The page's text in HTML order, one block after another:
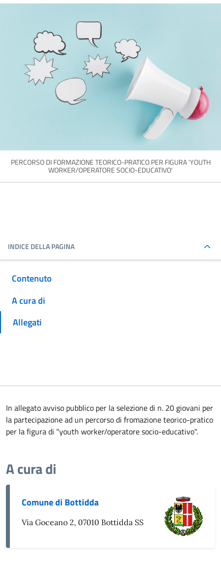
PERCORSO DI FORMAZIONE TEORICO-PRATICO PER FIGURA 'YOUTH
WORKER/OPERATORE SOCIO-EDUCATIVO'
INDICE DELLA PAGINA
Contenuto
A cura di
Allegati
In allegato avviso pubblico per la selezione di n. 20 giovani per
la partecipazione ad un percorso di fromazione teorico-pratico
per la figura di "youth worker/operatore socio-educativo".
A cura di
Comune di Bottidda
Via Goceano 2, 07010 Bottidda SS